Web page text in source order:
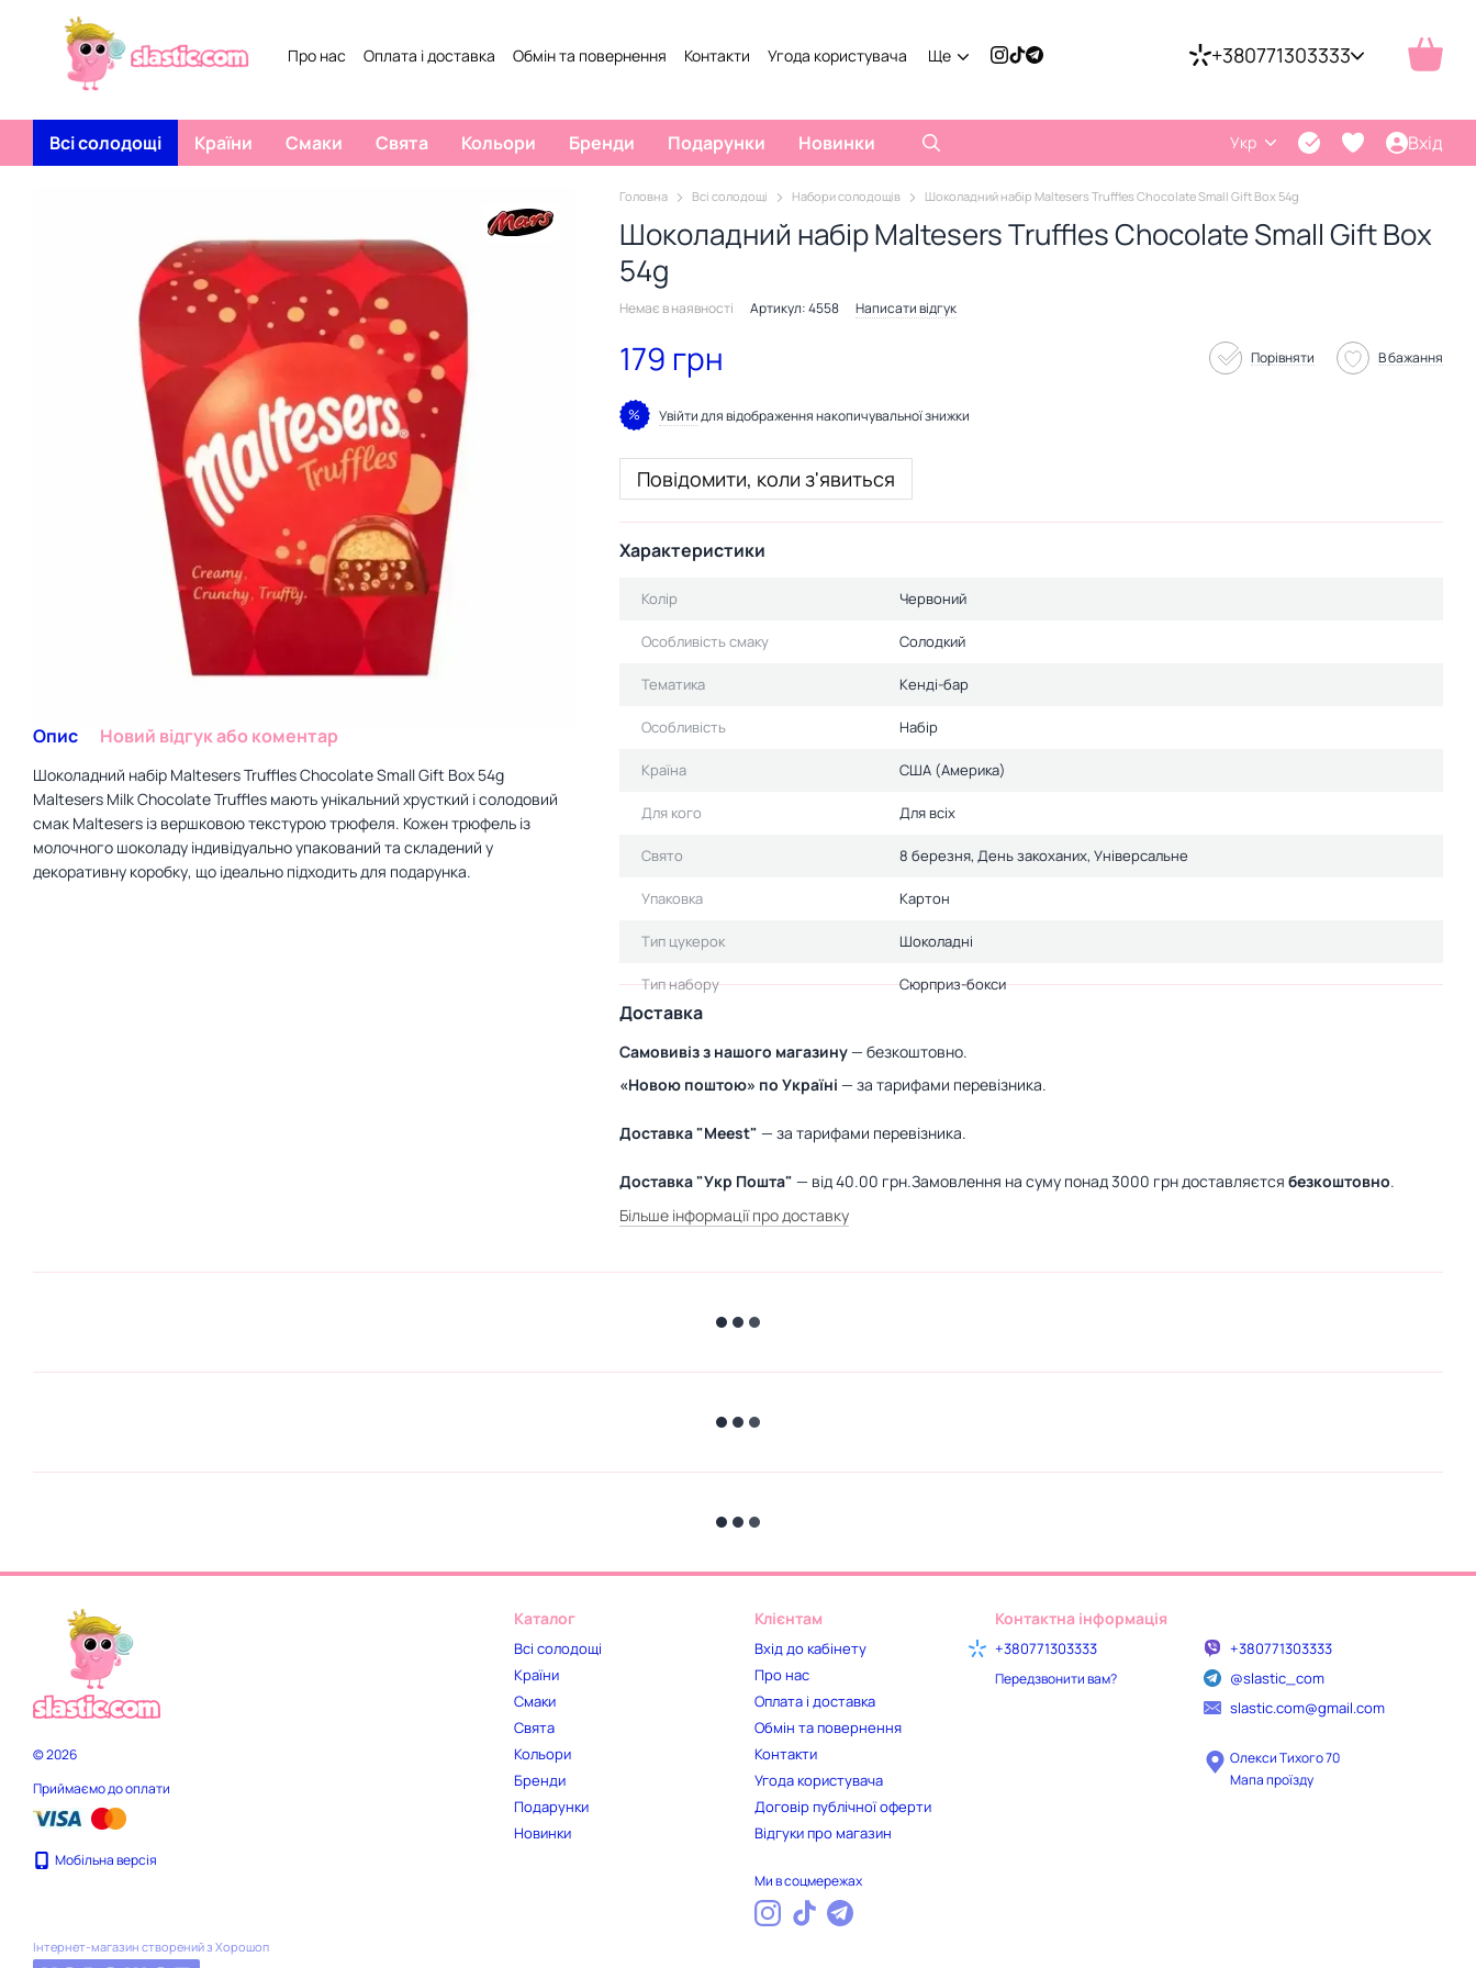
Перейти к основному контенту
Про нас
Оплата і доставка Обмін та повернення Контакти Угода користувача Ще +380771303333
Всі солодощі Країни Смаки Свята Кольори Бренди Подарунки Новинки Укр Вхід
Опис Новий відгук або коментар
Шоколадний набір Maltesers Truffles Chocolate Small Gift Box 54g
Maltesers Milk Chocolate Truffles мають унікальний хрусткий і солодовий
смак Maltesers із вершковою текстурою трюфеля. Кожен трюфель із
молочного шоколаду індивідуально упакований та складений у
декоративну коробку, що ідеально підходить для подарунка.
Головна Всі солодощі Набори солодощів Шоколадний набір Maltesers Truffles Chocolate Small Gift Box 54g
Шоколадний набір Maltesers Truffles Chocolate Small Gift Box
54g
Немає в наявності Артикул: 4558 Написати відгук
179 грн Порівняти В бажання
% Увійтидля відображення накопичувальної знижки
Повідомити, коли з'явиться
Характеристики
Колір Червоний
Особливість смаку Солодкий
Тематика Кенді-бар
Особливість Набір
Країна США (Америка)
Для кого Для всіх
Свято 8 березня, День закоханих, Універсальне
Упаковка Картон
Тип цукерок Шоколадні
Тип набору Сюрприз-бокси
Доставка
Самовивіз з нашого магазину— безкоштовно.
«Новою поштою» по Україні — за тарифами перевізника.
Доставка "Meest" — за тарифами перевізника.
Доставка "Укр Пошта" — від 40.00 грн.Замовлення на суму понад 3000 грн доставляєтся безкоштовно.
Більше інформації про доставку
© 2026
Приймаємо до оплати
Мобільна версія
Інтернет-магазин створений з Хорошоп
Каталог
Всі солодощі
Країни
Смаки
Свята
Кольори
Бренди
Подарунки
Новинки
Клієнтам
Вхід до кабінету
Про нас
Оплата і доставка
Обмін та повернення
Контакти
Угода користувача
Договір публічної оферти
Відгуки про магазин
Ми в соцмережах
Контактна інформація
+380771303333
Передзвонити вам?
+380771303333
@slastic_com
slastic.com@gmail.com
Олекси Тихого 70
Мапа проїзду